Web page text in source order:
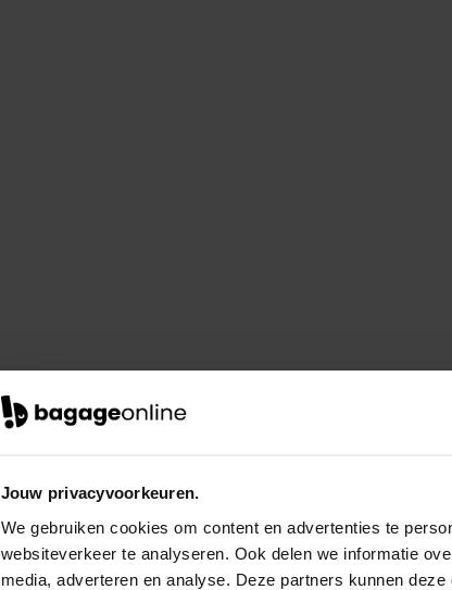
Jouw privacyvoorkeuren.
We gebruiken cookies om content en advertenties te
websiteverkeer te analyseren. Ook delen we informatie
media, adverteren en analyse. Deze partners kunnen